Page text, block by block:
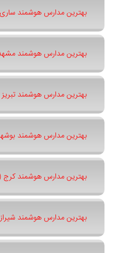
بهترین مدارس هوشمند ساری
بهترین مدارس هوشمند مشهد
بهترین مدارس هوشمند تبریز
بهترین مدارس هوشمند بوشهر
بهترین مدارس هوشمند کرج
بهترین مدارس هوشمند شیراز